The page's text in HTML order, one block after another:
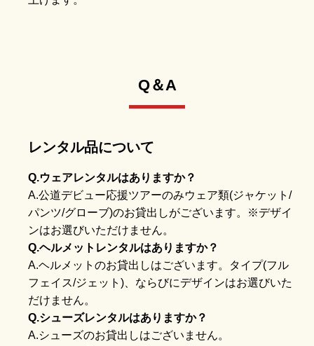
Q＆A
レンタル品について
Q.ウェアレンタルはありますか？
A.公道デビュー応援ツアーのみウェア類(ジャケット/
パンツ/グローブ)のお貸出しがございます。※デザイ
ンはお選びいただけません。
Q.ヘルメットレンタルはありますか？
A.ヘルメットのお貸出しはございます。タイプ(フル
フェイス/ジェット)、ならびにデザインはお選びいた
だけません。
Q.シューズレンタルはありますか？
A.シューズのお貸出しはございません。